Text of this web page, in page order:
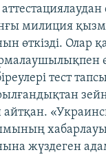
милиция
өткізді. Олар
тест
жүздеген